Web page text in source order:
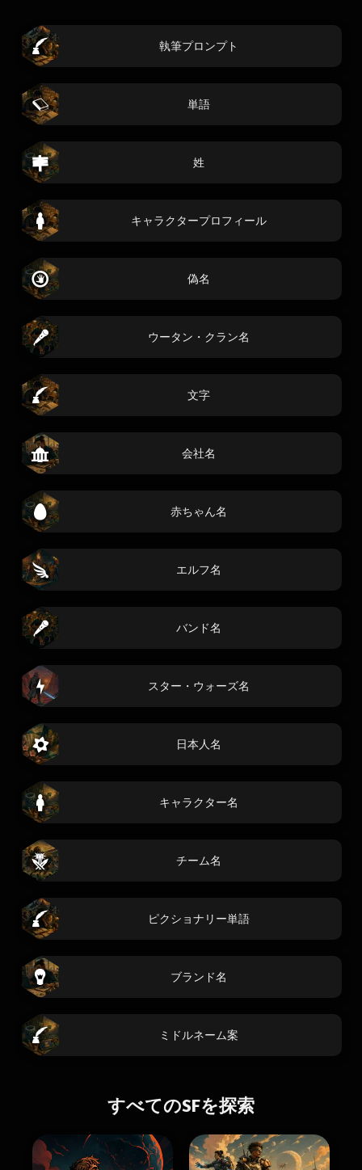
執筆プロンプト
単語
姓
キャラクタープロフィール
偽名
ウータン・クラン名
文字
会社名
赤ちゃん名
エルフ名
バンド名
スター・ウォーズ名
日本人名
キャラクター名
チーム名
ピクショナリー単語
ブランド名
ミドルネーム案
すべてのSFを探索